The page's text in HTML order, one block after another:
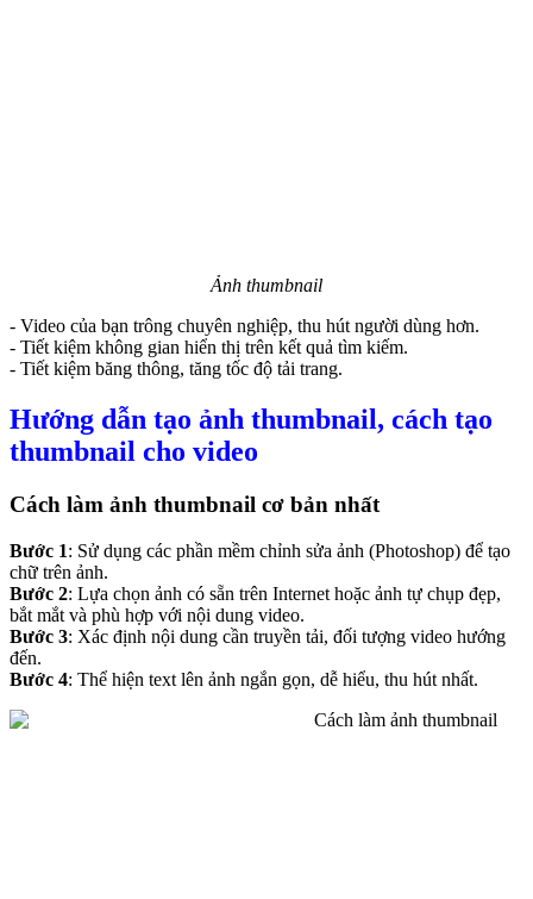
Ảnh thumbnail
- Video của bạn trông chuyên nghiệp, thu hút người dùng hơn.
- Tiết kiệm không gian hiển thị trên kết quả tìm kiếm.
- Tiết kiệm băng thông, tăng tốc độ tải trang.
Hướng dẫn tạo ảnh thumbnail, cách tạo
thumbnail cho video
Cách làm ảnh thumbnail cơ bản nhất
Bước 1: Sử dụng các phần mềm chỉnh sửa ảnh (Photoshop) để tạo
chữ trên ảnh.
Bước 2: Lựa chọn ảnh có sẵn trên Internet hoặc ảnh tự chụp đẹp,
bắt mắt và phù hợp với nội dung video.
Bước 3: Xác định nội dung cần truyền tải, đối tượng video hướng
đến.
Bước 4: Thể hiện text lên ảnh ngắn gọn, dễ hiểu, thu hút nhất.